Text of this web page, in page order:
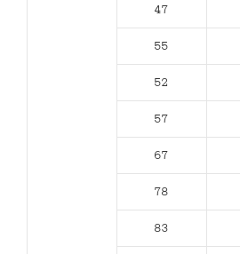
47
55
52
57
67
78
83